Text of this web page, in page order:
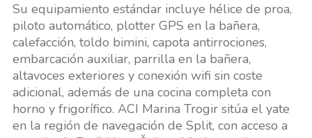
Su equipamiento estándar incluye hélice de proa,
piloto automático, plotter GPS en la bañera,
calefacción, toldo bimini, capota antirrociones,
embarcación auxiliar, parrilla en la bañera,
altavoces exteriores y conexión wifi sin coste
adicional, además de una cocina completa con
horno y frigorífico. ACI Marina Trogir sitúa el yate
en la región de navegación de Split, con acceso a